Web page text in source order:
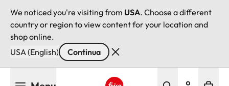
We noticed you're visiting from USA. Choose a different
country or region to view content for your location and
shop online.
USA (English)
Continua